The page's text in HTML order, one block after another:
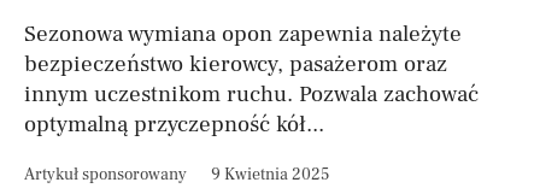
Sezonowa wymiana opon zapewnia należyte
bezpieczeństwo kierowcy, pasażerom oraz
innym uczestnikom ruchu. Pozwala zachować
optymalną przyczepność kół...
Artykuł sponsorowany 9 Kwietnia 2025